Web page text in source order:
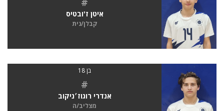
איטן ז'ובטיס
קבלן/נית
בן 18
#
אנדרי רוגוז׳ניקוב
מצליב/ה